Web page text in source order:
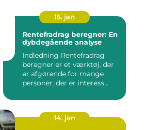
15. jan
Rentefradrag beregner: En
dybdegående analyse
Indledning Rentefradrag
beregner er et værktøj, der
er afgørende for mange
personer, der er interess...
14. jan